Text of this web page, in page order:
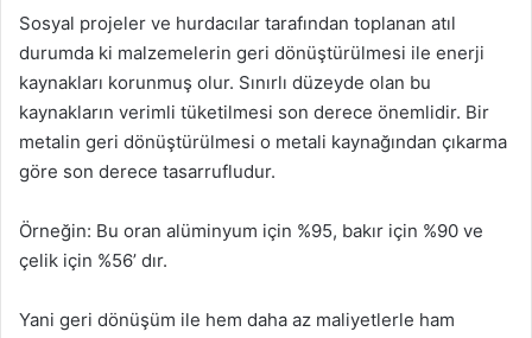
Sosyal projeler ve hurdacılar tarafından toplanan atıl
durumda ki malzemelerin geri dönüştürülmesi ile enerji
kaynakları korunmuş olur. Sınırlı düzeyde olan bu
kaynakların verimli tüketilmesi son derece önemlidir. Bir
metalin geri dönüştürülmesi o metali kaynağından çıkarma
göre son derece tasarrufludur.
Örneğin: Bu oran alüminyum için %95, bakır için %90 ve
çelik için %56’ dır.
Yani geri dönüşüm ile hem daha az maliyetlerle ham